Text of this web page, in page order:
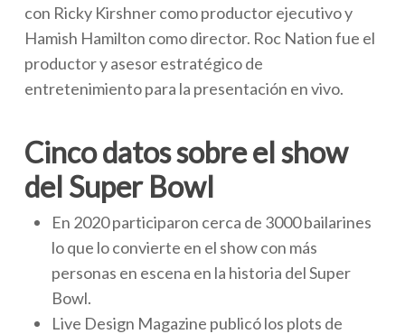
con Ricky Kirshner como productor ejecutivo y
Hamish Hamilton como director. Roc Nation fue el
productor y asesor estratégico de
entretenimiento para la presentación en vivo.
Cinco datos sobre el show
del Super Bowl
En 2020 participaron cerca de 3000 bailarines
lo que lo convierte en el show con más
personas en escena en la historia del Super
Bowl.
Live Design Magazine publicó los plots de